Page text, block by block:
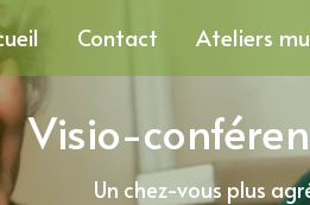
Contact Ateliers
Visio-
Un chez-vous plus